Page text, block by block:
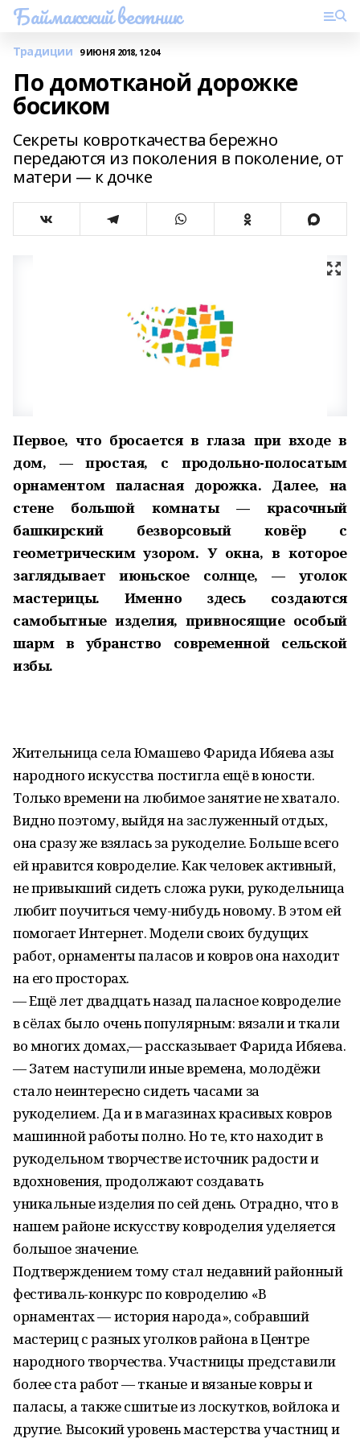
Баймакский вестник
Традиции 9 ИЮНЯ 2018, 12:04
По домотканой дорожке
босиком
Секреты ковроткачества бережно
передаются из поколения в поколение, от
матери — к дочке
Первое, что бросается в глаза при входе в
дом, — простая, с продольно-полосатым
орнаментом паласная дорожка. Далее, на
стене большой комнаты — красочный
башкирский безворсовый ковёр с
геометрическим узором. У окна, в которое
заглядывает июньское солнце, — уголок
мастерицы. Именно здесь создаются
самобытные изделия, привносящие особый
шарм в убранство современной сельской
избы.
Жительница села Юмашево Фарида Ибяева азы
народного искусства постигла ещё в юности.
Только времени на любимое занятие не хватало.
Видно поэтому, выйдя на заслуженный отдых,
она сразу же взялась за рукоделие. Больше всего
ей нравится ковроделие. Как человек активный,
не привыкший сидеть сложа руки, рукодельница
любит поучиться чему-нибудь новому. В этом ей
помогает Интернет. Модели своих будущих
работ, орнаменты паласов и ковров она находит
на его просторах.
— Ещё лет двадцать назад паласное ковроделие
в сёлах было очень популярным: вязали и ткали
во многих домах,— рассказывает Фарида Ибяева.
— Затем наступили иные времена, молодёжи
стало неинтересно сидеть часами за
рукоделием. Да и в магазинах красивых ковров
машинной работы полно. Но те, кто находит в
рукодельном творчестве источник радости и
вдохновения, продолжают создавать
уникальные изделия по сей день. Отрадно, что в
нашем районе искусству ковроделия уделяется
большое значение.
Подтверждением тому стал недавний районный
фестиваль-конкурс по ковроделию «В
орнаментах — история народа», собравший
мастериц с разных уголков района в Центре
народного творчества. Участницы представили
более ста работ — тканые и вязаные ковры и
паласы, а также сшитые из лоскутков, войлока и
другие. Высокий уровень мастерства участниц и